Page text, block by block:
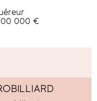
000 €